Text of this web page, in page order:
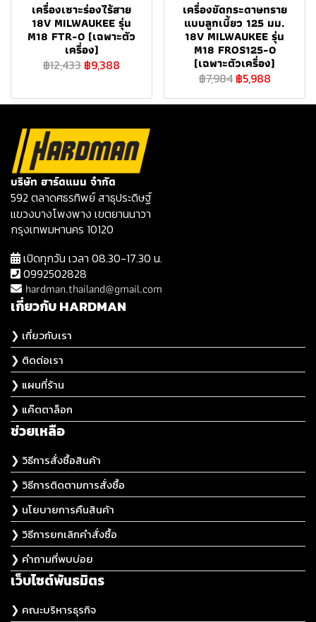
เครื่องเซาะร่องไร้สาย
18V MILWAUKEE รุ่น
M18 FTR-0 (เฉพาะตัว
เครื่อง)
฿12,433 ฿9,388
เครื่องขัดกระดาษทราย
แบบลูกเบี้ยว 125 มม.
18V MILWAUKEE รุ่น
M18 FROS125-0
(เฉพาะตัวเครื่อง)
฿7,984 ฿5,988
บริษัท ฮาร์ดแมน จำกัด
592 ตลาดศธรทิพย์ สาธุประดิษฐ์
แขวงบางโพงพาง เขตยานนาวา
กรุงเทพมหานคร 10120
เปิดทุกวัน เวลา 08.30-17.30 น.
0992502828
hardman.thailand@gmail.com
เกี่ยวกับ HARDMAN
❯ เกี่ยวกับเรา
❯ ติดต่อเรา
❯ แผนที่ร้าน
❯ แค๊ตตาล็อก
ช่วยเหลือ
❯ วิธีการสั่งซื้อสินค้า
❯ วิธีการติดตามการสั่งซื้อ
❯ นโยบายการคืนสินค้า
❯ วิธีการยกเลิกคำสั่งซื้อ
❯ คำถามที่พบบ่อย
เว็บไซต์พันธมิตร
❯ คณะบริหารธุรกิจ